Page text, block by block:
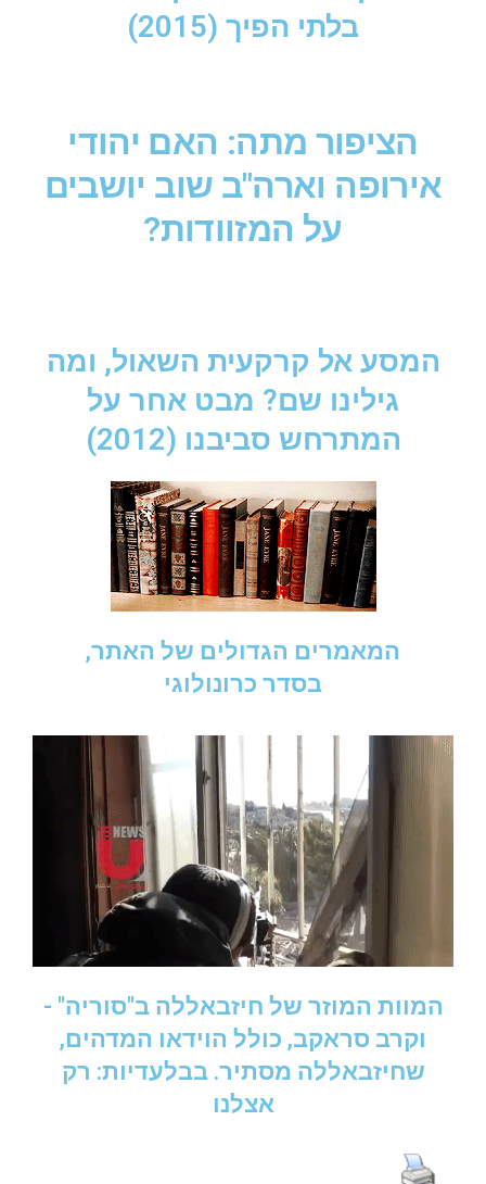
בלתי הפיך (2015)
הציפור מתה: האם יהודי
אירופה וארה"ב שוב יושבים
על המזוודות?
המסע אל קרקעית השאול, ומה
גילינו שם? מבט אחר על
המתרחש סביבנו (2012)
המאמרים הגדולים של האתר,
בסדר כרונולוגי
המוות המוזר של חיזבאללה ב"סוריה" -
וקרב סראקב, כולל הוידאו המדהים,
שחיזבאללה מסתיר. בבלעדיות: רק
אצלנו